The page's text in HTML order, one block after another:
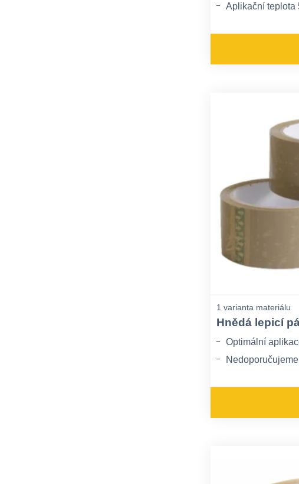
Aplikační teplota
1 varianta materiálu
Hnědá lepicí
Optimální